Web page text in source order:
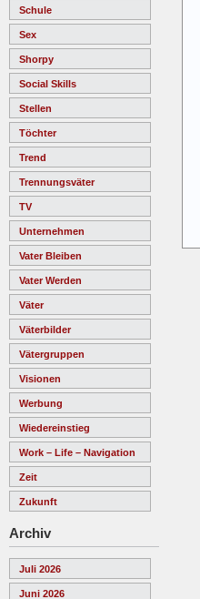
Schule
Sex
Shorpy
Social Skills
Stellen
Töchter
Trend
Trennungsväter
TV
Unternehmen
Vater Bleiben
Vater Werden
Väter
Väterbilder
Vätergruppen
Visionen
Werbung
Wiedereinstieg
Work – Life – Navigation
Zeit
Zukunft
Archiv
Juli 2026
Juni 2026